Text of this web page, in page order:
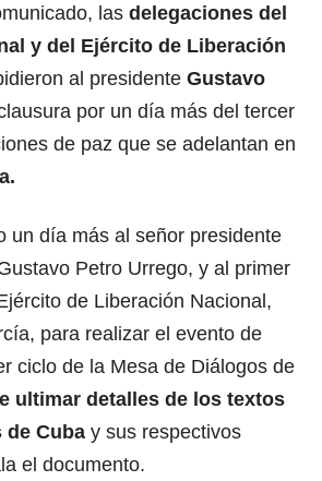
las delegaciones del
y del Ejército de Liberación
al presidente Gustavo
por un día más del tercer
de paz que se adelantan en
un día más al señor presidente
Petro Urrego, y al primer
de Liberación Nacional,
para realizar el evento de
ciclo de la Mesa de Diálogos de
ultimar detalles de los textos
de Cuba y sus respectivos
el documento.